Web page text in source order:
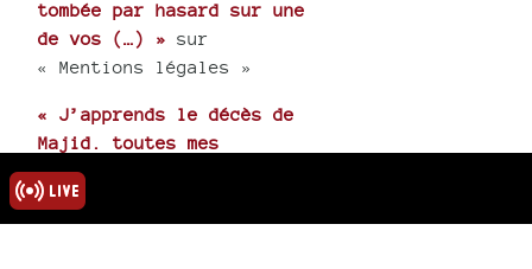
tombée par hasard sur une
de vos (…) » sur
« Mentions légales »
« J’apprends le décès de
Majid. toutes mes
condoléances à tous, sa
femme et (…) »
« Hommage au poète